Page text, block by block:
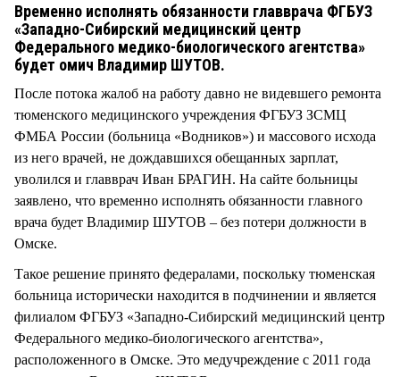
Временно исполнять обязанности главврача ФГБУЗ
«Западно-Сибирский медицинский центр
Федерального медико-биологического агентства»
будет омич Владимир ШУТОВ.
После потока жалоб на работу давно не видевшего ремонта
тюменского медицинского учреждения ФГБУЗ ЗСМЦ
ФМБА России (больница «Водников») и массового исхода
из него врачей, не дождавшихся обещанных зарплат,
уволился и главврач Иван БРАГИН. На сайте больницы
заявлено, что временно исполнять обязанности главного
врача будет Владимир ШУТОВ – без потери должности в
Омске.
Такое решение принято федералами, поскольку тюменская
больница исторически находится в подчинении и является
филиалом ФГБУЗ «Западно-Сибирский медицинский центр
Федерального медико-биологического агентства»,
расположенного в Омске. Это медучреждение с 2011 года